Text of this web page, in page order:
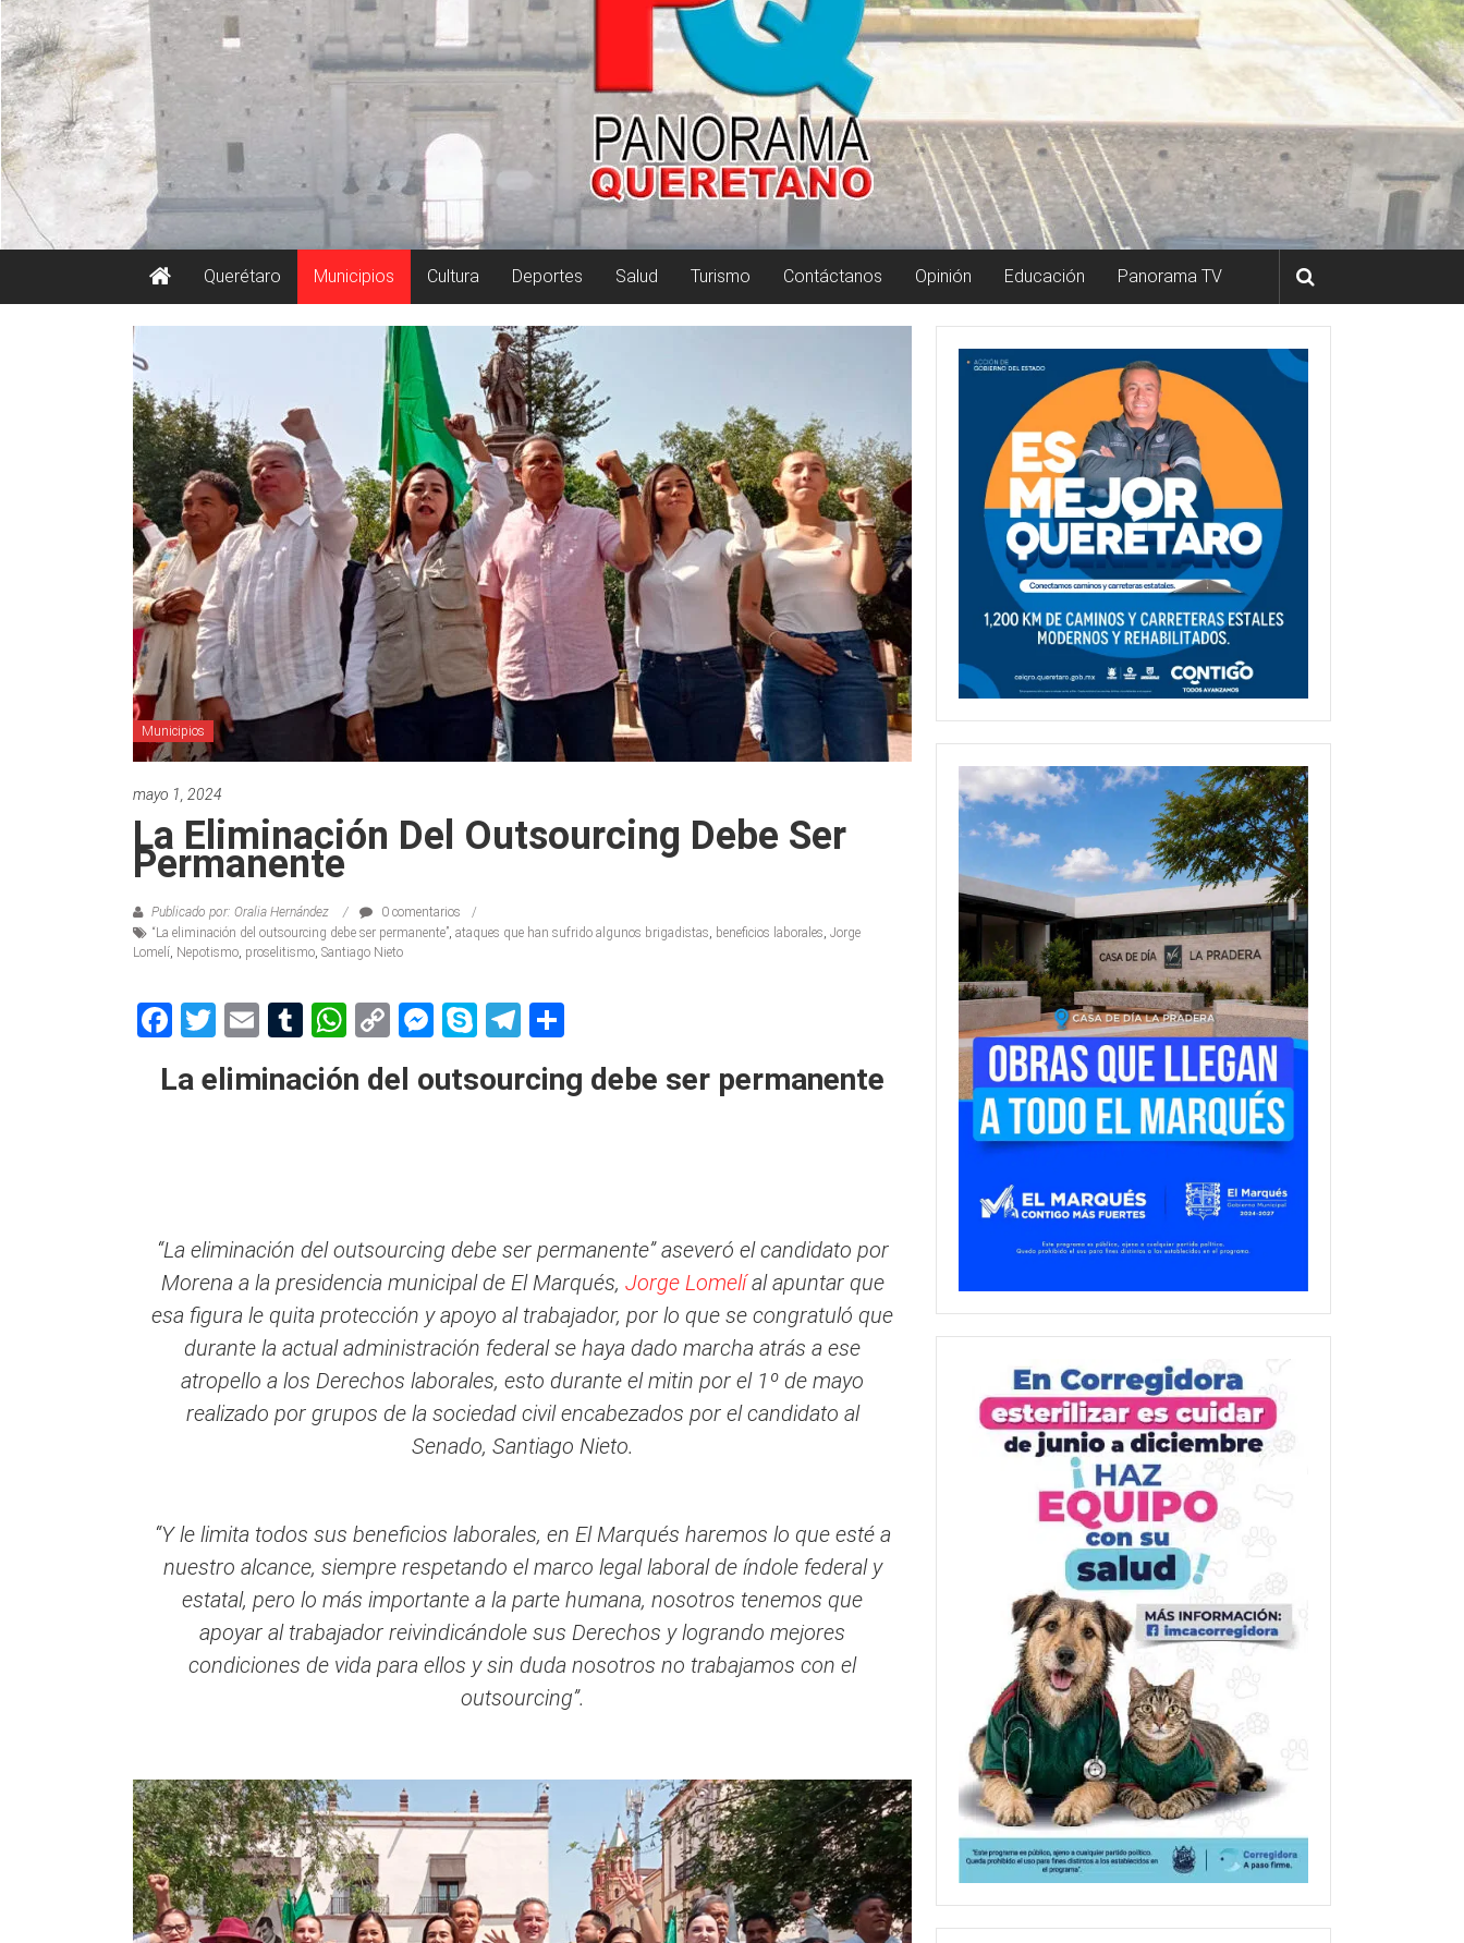
Querétaro Municipios Cultura Deportes Salud Turismo Contáctanos Opinión Educación Panorama TV
Municipios
mayo 1, 2024
La Eliminación Del Outsourcing Debe Ser
Permanente
Publicado por: Oralia Hernández
0 comentarios
“La eliminación del outsourcing debe ser permanente”, ataques que han sufrido algunos brigadistas, beneficios laborales, Jorge
Lomelí, Nepotismo, proselitismo, Santiago Nieto
Facebook
Twitter
EmailTumblr
WhatsApp
CopyMessenger
SkypeTelegram
La eliminación del outsourcing debe ser permanente
“La eliminación del outsourcing debe ser permanente” aseveró el candidato por
Morena a la presidencia municipal de El Marqués, Jorge Lomelíal apuntar que
esa figura le quita protección y apoyo al trabajador, por lo que se congratuló que
durante la actual administración federal se haya dado marcha atrás a ese
atropello a los Derechos laborales, esto durante el mitin por el 1º de mayo
realizado por grupos de la sociedad civil encabezados por el candidato al
Senado, Santiago Nieto.
“Y le limita todos sus beneficios laborales, en El Marqués haremos lo que esté a
nuestro alcance, siempre respetando el marco legal laboral de índole federal y
estatal, pero lo más importante a la parte humana, nosotros tenemos que
apoyar al trabajador reivindicándole sus Derechos y logrando mejores
condiciones de vida para ellos y sin duda nosotros no trabajamos con el
outsourcing”.